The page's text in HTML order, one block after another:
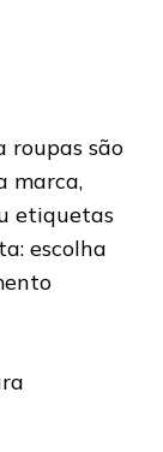
roupas são
marca,
etiquetas
escolha